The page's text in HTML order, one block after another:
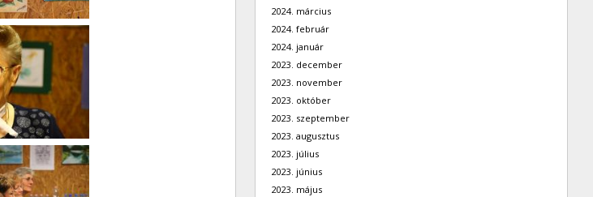
2024. március
2024. február
2024. január
2023. december
2023. november
2023. október
2023. szeptember
2023. augusztus
2023. július
2023. június
2023. május